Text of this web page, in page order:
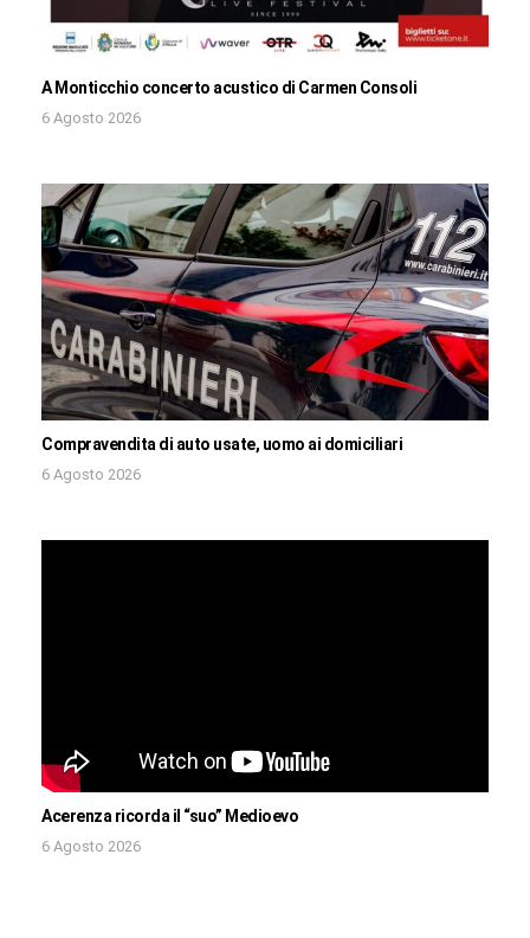
A Monticchio concerto acustico di Carmen Consoli
6 Agosto 2026
Compravendita di auto usate, uomo ai domiciliari
6 Agosto 2026
Acerenza ricorda il “suo” Medioevo
6 Agosto 2026